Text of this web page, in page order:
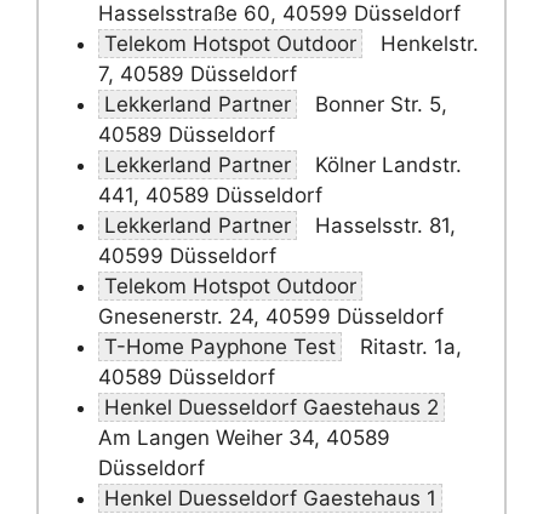
Hasselsstraße 60, 40599 Düsseldorf
Telekom Hotspot Outdoor
Henkelstr.
7, 40589 Düsseldorf
Lekkerland Partner
Bonner Str. 5,
40589 Düsseldorf
Lekkerland Partner
Kölner Landstr.
441, 40589 Düsseldorf
Lekkerland Partner
Hasselsstr. 81,
40599 Düsseldorf
Telekom Hotspot Outdoor
Gnesenerstr. 24, 40599 Düsseldorf
T-Home Payphone Test
Ritastr. 1a,
40589 Düsseldorf
Henkel Duesseldorf Gaestehaus 2
Am Langen Weiher 34, 40589
Düsseldorf
Henkel Duesseldorf Gaestehaus 1